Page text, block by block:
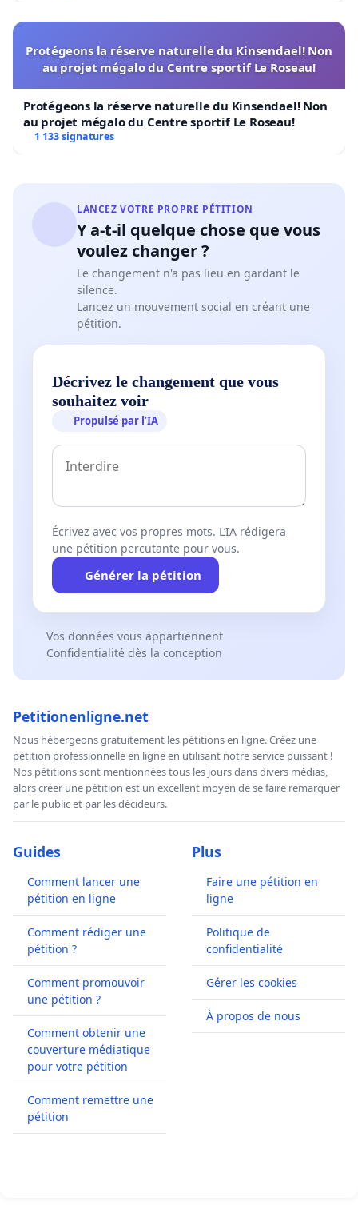
Protégeons la réserve naturelle du Kinsendael! Non
au projet mégalo du Centre sportif Le Roseau!
Protégeons la réserve naturelle du Kinsendael! Non
au projet mégalo du Centre sportif Le Roseau!
1 133 signatures
LANCEZ VOTRE PROPRE PÉTITION
Y a-t-il quelque chose que vous
voulez changer ?
Le changement n'a pas lieu en gardant le
silence.
Lancez un mouvement social en créant une
pétition.
Décrivez le changement que vous
souhaitez voir
Propulsé par l’IA
Écrivez avec vos propres mots. L’IA rédigera
une pétition percutante pour vous.
Générer la pétition
Vos données vous appartiennent
Confidentialité dès la conception
Petitionenligne.net
Nous hébergeons gratuitement les pétitions en ligne. Créez une
pétition professionnelle en ligne en utilisant notre service puissant !
Nos pétitions sont mentionnées tous les jours dans divers médias,
alors créer une pétition est un excellent moyen de se faire remarquer
par le public et par les décideurs.
Guides
Comment lancer une
pétition en ligne
Comment rédiger une
pétition ?
Comment promouvoir
une pétition ?
Comment obtenir une
couverture médiatique
pour votre pétition
Comment remettre une
pétition
Plus
Faire une pétition en
ligne
Politique de
confidentialité
Gérer les cookies
À propos de nous